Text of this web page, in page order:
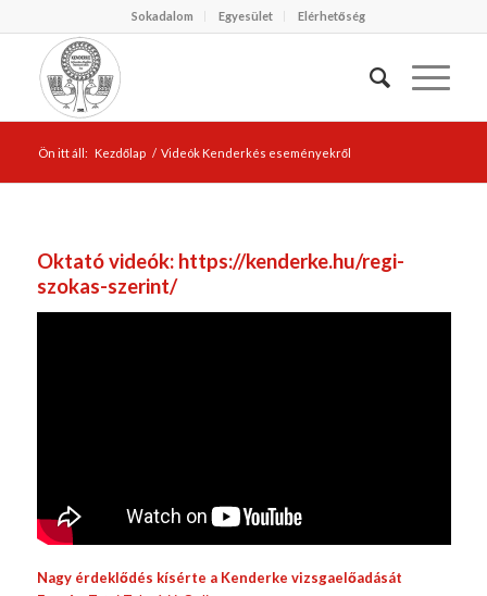
Sokadalom Egyesület Elérhetőség
Ön itt áll: Kezdőlap / Videók Kenderkés eseményekről
Oktató videók: https://kenderke.hu/regi-
szokas-szerint/
Nagy érdeklődés kísérte a Kenderke vizsgaelőadását